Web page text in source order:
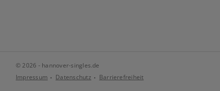
© 2026 - hannover-singles.de
Impressum
Datenschutz Barrierefreiheit